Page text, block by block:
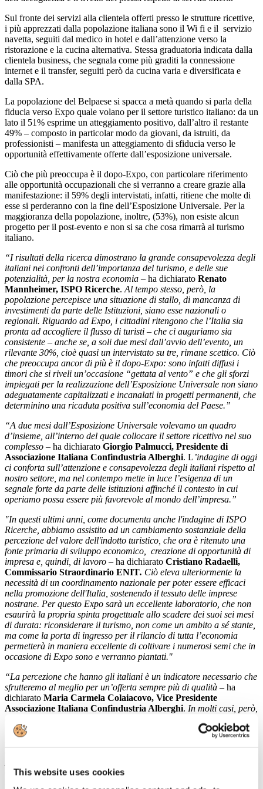
This website uses cookies
Sul fronte dei servizi alla clientela offerti presso le strutture ricettive,
i più apprezzati dalla popolazione italiana sono il Wi fi e il servizio
navetta, seguiti dal medico in hotel e dall’attenzione verso la
ristorazione e la cucina alternativa. Stessa graduatoria indicata dalla
clientela business, che segnala come più graditi la connessione
internet e il transfer, seguiti però da cucina varia e diversificata e
dalla SPA.
La popolazione del Belpaese si spacca a metà quando si parla della
fiducia verso Expo quale volano per il settore turistico italiano: da un
lato il 51% esprime un atteggiamento positivo, dall’altro il restante
49% – composto in particolar modo da giovani, da istruiti, da
professionisti – manifesta un atteggiamento di sfiducia verso le
opportunità effettivamente offerte dall’esposizione universale.
Ciò che più preoccupa è il dopo-Expo, con particolare riferimento
alle opportunità occupazionali che si verranno a creare grazie alla
manifestazione: il 59% degli intervistati, infatti, ritiene che molte di
esse si perderanno con la fine dell’Esposizione Universale. Per la
maggioranza della popolazione, inoltre, (53%), non esiste alcun
progetto per il post-evento e non si sa che cosa rimarrà al turismo
italiano.
“I risultati della ricerca dimostrano la grande consapevolezza degli
italiani nei confronti dell’importanza del turismo, e delle sue
potenzialità, per la nostra economia – ha dichiarato Renato
Mannheimer, ISPO Ricerche. Al tempo stesso, però, la
popolazione percepisce una situazione di stallo, di mancanza di
investimenti da parte delle Istituzioni, siano esse nazionali o
regionali. Riguardo ad Expo, i cittadini ritengono che l’Italia sia
pronta ad accogliere il flusso di turisti – che ci auguriamo sia
consistente – anche se, a soli due mesi dall’avvio dell’evento, un
rilevante 30%, cioè quasi un intervistato su tre, rimane scettico. Ciò
che preoccupa ancor di più è il dopo-Expo: sono infatti diffusi i
timori che si riveli un’occasione “gettata al vento” e che gli sforzi
impiegati per la realizzazione dell’Esposizione Universale non siano
adeguatamente capitalizzati e incanalati in progetti permanenti, che
determinino una ricaduta positiva sull’economia del Paese.”
“A due mesi dall’Esposizione Universale volevamo un quadro
d’insieme, all’interno del quale collocare il settore ricettivo nel suo
complesso – ha dichiarato Giorgio Palmucci, Presidente di
Associazione Italiana Confindustria Alberghi. L’indagine di oggi
ci conforta sull’attenzione e consapevolezza degli italiani rispetto al
nostro settore, ma nel contempo mette in luce l’esigenza di un
segnale forte da parte delle istituzioni affinché il contesto in cui
operiamo possa essere più favorevole al mondo dell’impresa.”
"In questi ultimi anni, come documenta anche l'indagine di ISPO
Ricerche, abbiamo assistito ad un cambiamento sostanziale della
percezione del valore dell'indotto turistico, che ora è ritenuto una
fonte primaria di sviluppo economico, creazione di opportunità di
impresa e, quindi, di lavoro – ha dichiarato Cristiano Radaelli,
Commissario Straordinario ENIT. Ciò eleva ulteriormente la
necessità di un coordinamento nazionale per poter essere efficaci
nella promozione dell'Italia, sostenendo il tessuto delle imprese
nostrane. Per questo Expo sarà un eccellente laboratorio, che non
esaurirà la propria spinta progettuale allo scadere dei suoi sei mesi
di durata: riconsiderare il turismo, non come un ambito a sé stante,
ma come la porta di ingresso per il rilancio di tutta l’economia
permetterà in maniera eccellente di coltivare i numerosi semi che in
occasione di Expo sono e verranno piantati."
“La percezione che hanno gli italiani è un indicatore necessario che
sfrutteremo al meglio per un’offerta sempre più di qualità – ha
dichiarato Maria Carmela Colaiacovo, Vice Presidente
Associazione Italiana Confindustria Alberghi. In molti casi, però,
l’impresa.
Penso, ad esempio, alla ristorazione che, ancora oggi, è
soggetta ad un doppio sistema di licenze con tutto il relativo
che alla domanda “L’Italia e la tua Regione stanno offrendo al